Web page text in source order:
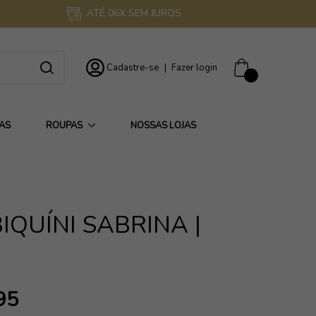
ATÉ 06X SEM JUROS
Cadastre-se Fazer login
ROUPAS NOSSAS LOJAS
SABRINA |